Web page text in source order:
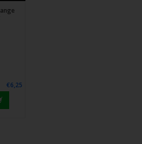
€6,25